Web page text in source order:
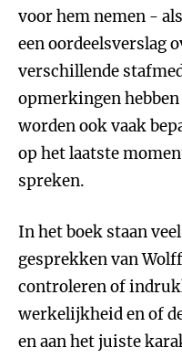
voor hem nemen -
een oordeelsverslag
verschillende
opmerkingen
worden ook vaak
op het laatste
spreken.
In het boek staan
gesprekken van
controleren of
werkelijkheid en of
en aan het juiste